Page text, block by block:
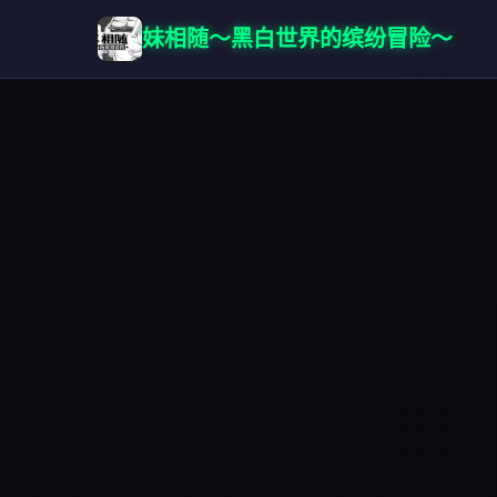
妹相随～黑白世界的缤纷冒险～